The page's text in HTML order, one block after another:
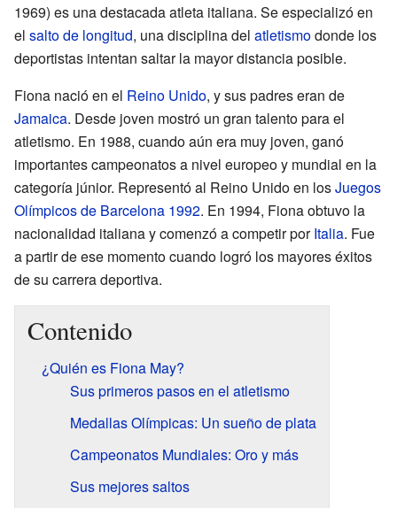
1969) es una destacada atleta italiana. Se especializó en
el salto de longitud, una disciplina del atletismodonde los
deportistas intentan saltar la mayor distancia posible.
Fiona nació en el Reino Unido, y sus padres eran de
Jamaica. Desde joven mostró un gran talento para el
atletismo. En 1988, cuando aún era muy joven, ganó
importantes campeonatos a nivel europeo y mundial en la
categoría júnior. Representó al Reino Unido en losJuegos
Olímpicos de Barcelona 1992. En 1994, Fiona obtuvo la
nacionalidad italiana y comenzó a competir porItalia. Fue
a partir de ese momento cuando logró los mayores éxitos
de su carrera deportiva.
Contenido
¿Quién es Fiona May?
Sus primeros pasos en el atletismo
Medallas Olímpicas: Un sueño de plata
Campeonatos Mundiales: Oro y más
Sus mejores saltos